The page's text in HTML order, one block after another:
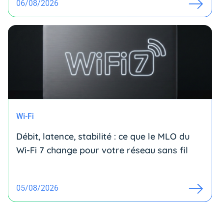
06/08/2026
Wi-Fi
Débit, latence, stabilité : ce que le MLO du
Wi-Fi 7 change pour votre réseau sans fil
05/08/2026